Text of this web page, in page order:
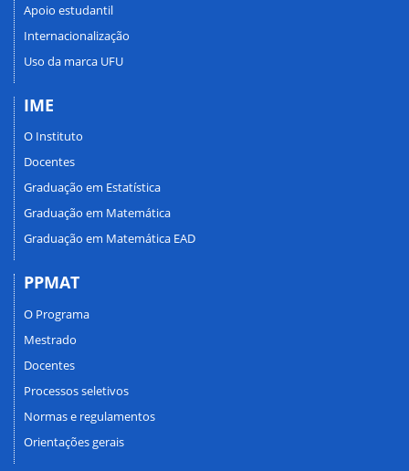
Apoio estudantil
Internacionalização
Uso da marca UFU
IME
O Instituto
Docentes
Graduação em Estatística
Graduação em Matemática
Graduação em Matemática EAD
PPMAT
O Programa
Mestrado
Docentes
Processos seletivos
Normas e regulamentos
Orientações gerais